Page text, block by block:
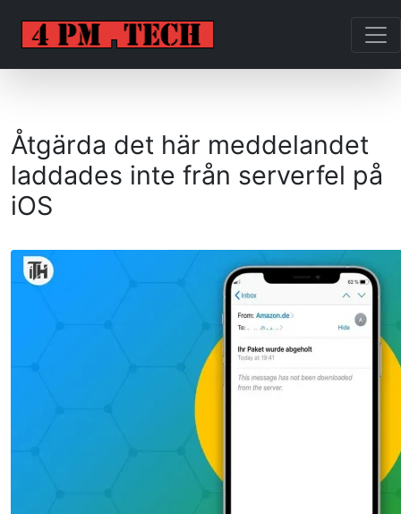
Åtgärda det här meddelandet
laddades inte från serverfel på
iOS